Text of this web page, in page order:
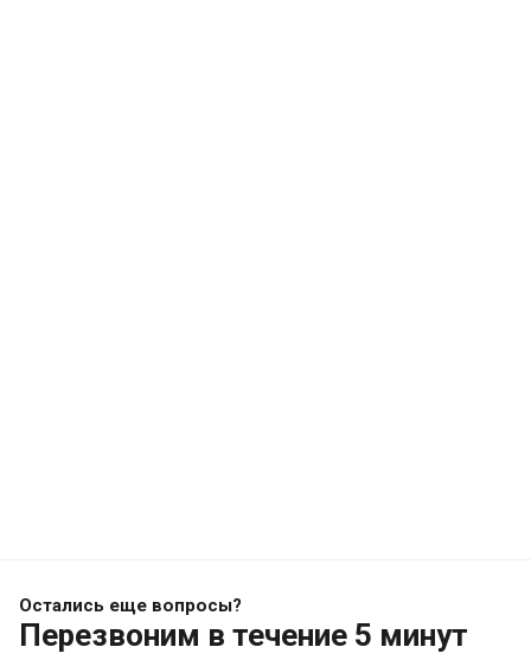
Остались еще вопросы?
Перезвоним в течение 5 минут